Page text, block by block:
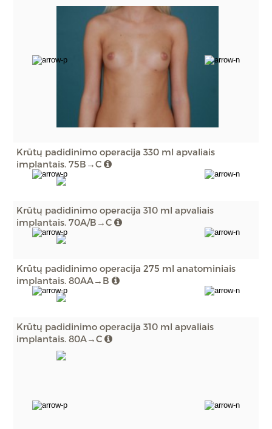
Krūtų padidinimo operacija 330 ml apvaliais
implantais. 75B→C
Krūtų padidinimo operacija 310 ml apvaliais
implantais. 70A/B→C
Krūtų padidinimo operacija 275 ml anatominiais
implantais. 80AA→B
Krūtų padidinimo operacija 310 ml apvaliais
implantais. 80A→C